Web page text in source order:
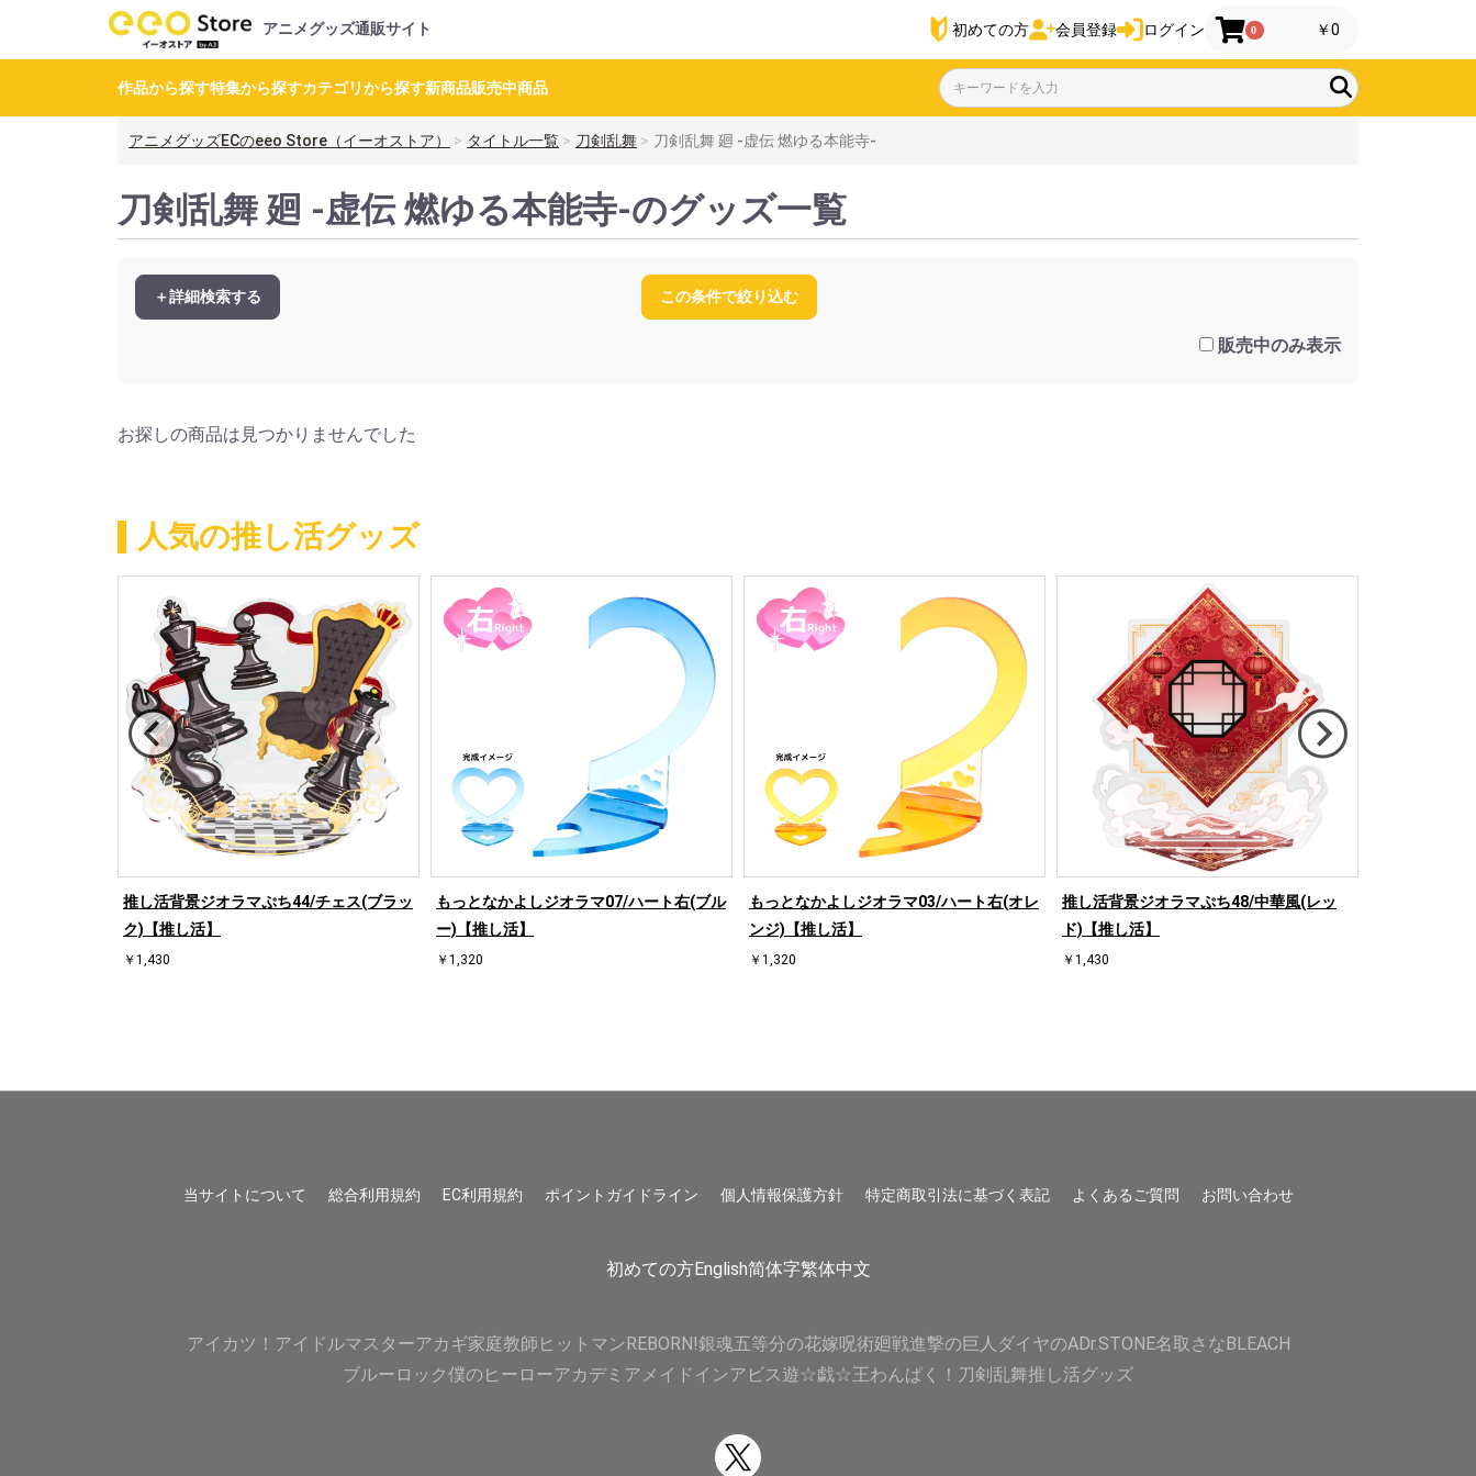
アニメグッズ通販サイト 初めての方 会員登録 ログイン 0 ￥0
作品から探す特集から探すカテゴリから探す新商品販売中商品
アニメグッズECのeeo Store（イーオストア） タイトル一覧 刀剣乱舞 刀剣乱舞 廻 -虚伝 燃ゆる本能寺-
刀剣乱舞 廻 -虚伝 燃ゆる本能寺-のグッズ一覧
＋詳細検索する この条件で絞り込む
販売中のみ表示
お探しの商品は見つかりませんでした
人気の推し活グッズ
推し活背景ジオラマぷち44/チェス(ブラッ
ク)【推し活】
￥1,430
もっとなかよしジオラマ07/ハート右(ブル
ー)【推し活】
￥1,320
もっとなかよしジオラマ03/ハート右(オレ
ンジ)【推し活】
￥1,320
推し活背景ジオラマぷち48/中華風(レッ
ド)【推し活】
￥1,430
当サイトについて 総合利用規約 EC利用規約 ポイントガイドライン 個人情報保護方針 特定商取引法に基づく表記 よくあるご質問 お問い合わせ
初めての方English简体字繁体中文
アイカツ！ アイドルマスターアカギ家庭教師ヒットマンREBORN!銀魂五等分の花嫁呪術廻戦進撃の巨人 ダイヤのADr.STONE名取さなBLEACH
ブルーロック僕のヒーローアカデミア メイドインアビス遊☆戯☆王わんぱく！刀剣乱舞推し活グッズ